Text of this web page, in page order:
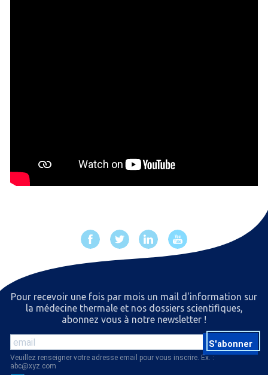
Pour recevoir une fois par mois un mail d'information sur
la médecine thermale et nos dossiers scientiﬁques,
abonnez vous à notre newsletter !
S'abonner
Veuillez renseigner votre adresse email pour vous inscrire. Ex. :
abc@xyz.com